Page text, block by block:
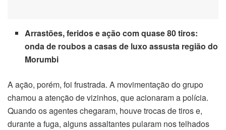
Arrastões, feridos e ação com quase 80 tiros:
onda de roubos a casas de luxo assusta região do
Morumbi
A ação, porém, foi frustrada. A movimentação do grupo
chamou a atenção de vizinhos, que acionaram a polícia.
Quando os agentes chegaram, houve trocas de tiros e,
durante a fuga, alguns assaltantes pularam nos telhados